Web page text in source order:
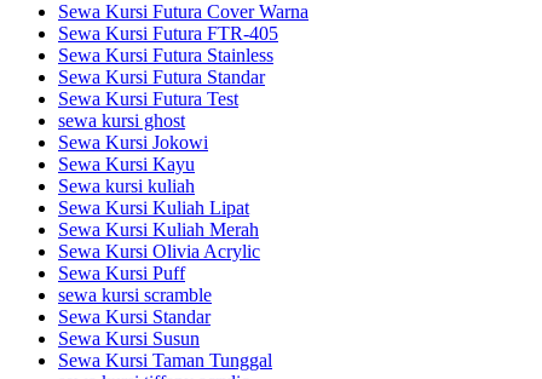
Sewa Kursi Futura Cover Warna
Sewa Kursi Futura FTR-405
Sewa Kursi Futura Stainless
Sewa Kursi Futura Standar
Sewa Kursi Futura Test
sewa kursi ghost
Sewa Kursi Jokowi
Sewa Kursi Kayu
Sewa kursi kuliah
Sewa Kursi Kuliah Lipat
Sewa Kursi Kuliah Merah
Sewa Kursi Olivia Acrylic
Sewa Kursi Puff
sewa kursi scramble
Sewa Kursi Standar
Sewa Kursi Susun
Sewa Kursi Taman Tunggal